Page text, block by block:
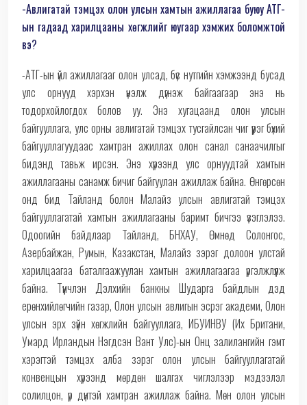
-Авлигатай тэмцэх олон улсын хамтын ажиллагаа буюу АТГ-
ын гадаад харилцааны хөгжлийг юугаар хэмжих боломжтой
вэ?
-АТГ-ын үйл ажиллагааг олон улсад, бүс нутгийн хэмжээнд бусад
улс орнууд хэрхэн үнэлж дүгнэж байгаагаар энэ нь
тодорхойлогдох болов уу. Энэ хугацаанд олон улсын
байгууллага, улс орны авлигатай тэмцэх тусгайлсан чиг үүрэг бүхий
байгууллагуудаас хамтран ажиллах олон санал санаачилгыг
бидэнд тавьж ирсэн. Энэ хүрээнд улс орнуудтай хамтын
ажиллагааны санамж бичиг байгуулан ажиллаж байна. Өнгөрсөн
онд бид Тайланд болон Малайз улсын авлигатай тэмцэх
байгууллагатай хамтын ажиллагааны баримт бичгээ үзэглэлээ.
Одоогийн байдлаар Тайланд, БНХАУ, Өмнөд Солонгос,
Азербайжан, Румын, Казакстан, Малайз зэрэг долоон улстай
харилцаагаа баталгаажуулан хамтын ажиллагаагаа үргэлжлүүлж
байна. Түүнчлэн Дэлхийн банкны Шударга байдлын дэд
ерөнхийлөгчийн газар, Олон улсын авлигын эсрэг академи, Олон
улсын эрх зүйн хөгжлийн байгууллага, ИБУИНВУ (Их Британи,
Умард Ирландын Нэгдсэн Вант Улс)-ын Онц залилангийн гэмт
хэрэгтэй тэмцэх алба зэрэг олон улсын байгууллагатай
конвенцын хүрээнд мөрдөн шалгах чиглэлээр мэдээлэл
солилцон, үр дүнтэй хамтран ажиллаж байна. Мөн олон улсын